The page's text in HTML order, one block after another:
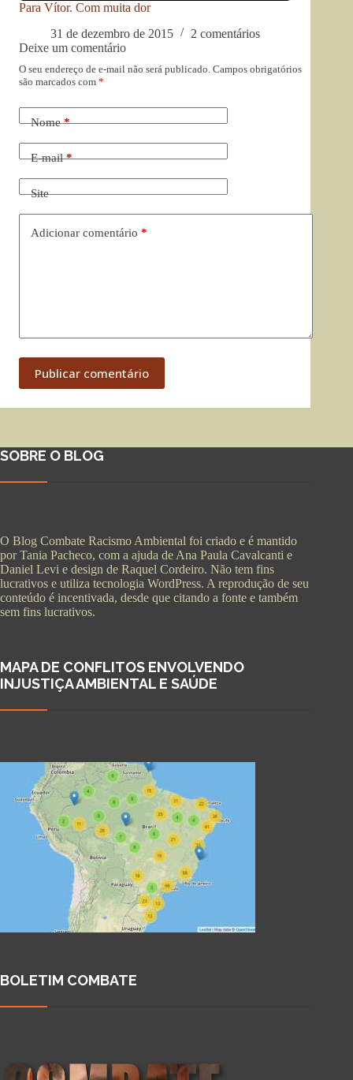
Para Vítor. Com muita dor
31 de dezembro de 2015
2 comentários
Deixe um comentário
O seu endereço de e-mail não será publicado. Campos obrigatórios
são marcados com *
Nome*
E-mail*
Site
Adicionar comentário *
Publicar comentário
SOBRE O BLOG
O Blog Combate Racismo Ambiental foi criado e é mantido
por Tania Pacheco, com a ajuda de Ana Paula Cavalcanti e
Daniel Levi e design de Raquel Cordeiro. Não tem fins
lucrativos e utiliza tecnologia WordPress. A reprodução de seu
conteúdo é incentivada, desde que citando a fonte e também
sem fins lucrativos.
MAPA DE CONFLITOS ENVOLVENDO
INJUSTIÇA AMBIENTAL E SAÚDE
BOLETIM COMBATE